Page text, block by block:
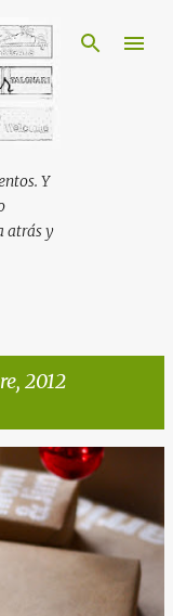
Y
atrás y
2012